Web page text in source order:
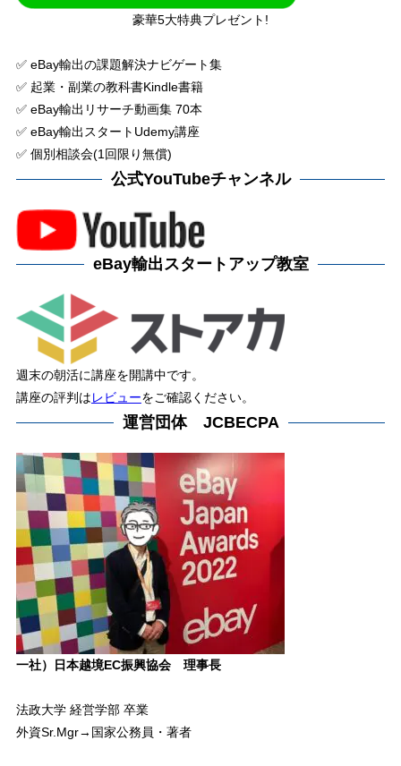
豪華5大特典プレゼント!
✅ eBay輸出の課題解決ナビゲート集
✅ 起業・副業の教科書Kindle書籍
✅ eBay輸出リサーチ動画集 70本
✅ eBay輸出スタートUdemy講座
✅ 個別相談会(1回限り無償)
公式YouTubeチャンネル
eBay輸出スタートアップ教室
週末の朝活に講座を開講中です。
講座の評判はレビューをご確認ください。
運営団体 JCBECPA
一社）日本越境EC振興協会 理事長
法政大学 経営学部 卒業
外資Sr.Mgr→国家公務員・著者